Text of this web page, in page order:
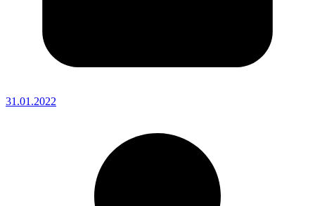
31.01.2022